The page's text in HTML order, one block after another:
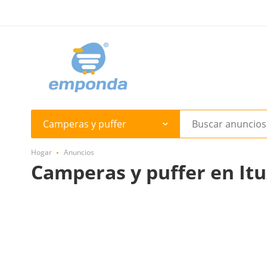
Camperas y puffer
Hogar Anuncios
Camperas y puffer en